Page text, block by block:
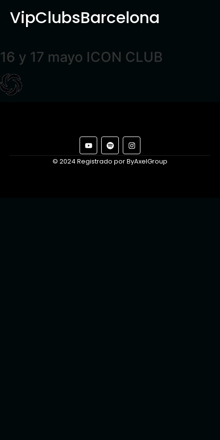
VipClubsBarcelona
16 y 17 mayo ICON CLUB
© 2024 Registrado por ByAxelGroup